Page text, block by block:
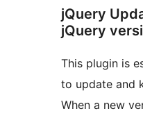
jQuery
jQuery
This plugin is
to update and
When a new